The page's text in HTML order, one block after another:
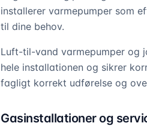
installerer varmepumper som
til dine behov.
Luft-til-vand varmepumper og
hele installationen og sikrer
fagligt korrekt udførelse og
Gasinstallationer og